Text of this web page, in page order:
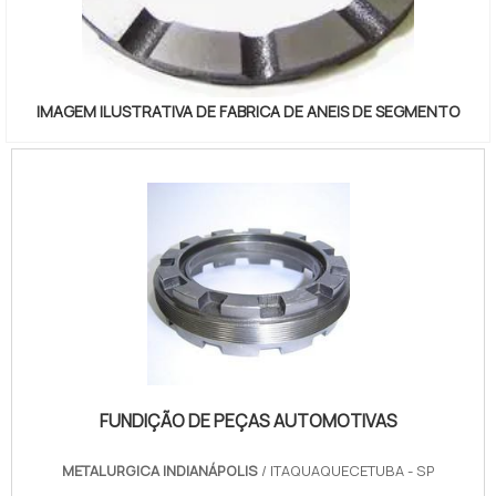
existe variedade e qualidade quando o assunto for
peças e serviços para área de britagem. Sempre de
olho no mercado, traz novidades em itens como
manutenção de britadores de mandíbulas e mola para
peneira vibratória com ótima qualidade e
assertividade.Com a organização é possível tirar as
suas dúvidas sobre os serviços do ramo, além de
Assim, conquistando a confiança e a satisfação dos
clientes, que são os maiores objetivos da marca.A Brita
Peças é uma empresa que tem despontado no
mercado pela seriedade e qualidade que fecha todo o
ciclo de entrega com excelência para cada cliente....
IMAGEM ILUSTRATIVA DE FABRICA DE ANEIS DE SEGMENTO
FUNDIÇÃO DE PEÇAS AUTOMOTIVAS
METALURGICA INDIANÁPOLIS/ ITAQUAQUECETUBA - SP